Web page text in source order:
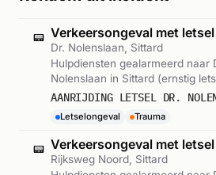
📟 Verkeersongeval met letsel
Dr. Nolenslaan, Sittard
Hulpdiensten gealarmeerd naar
Nolenslaan in Sittard (ernstig
om 08:22.
Letselongeval Trauma
📟 Verkeersongeval met letsel
Rijksweg Noord, Sittard